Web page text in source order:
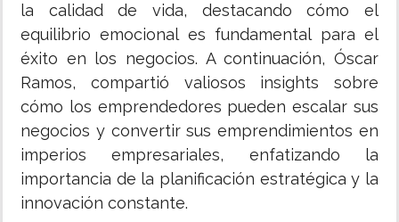
la calidad de vida, destacando cómo el
equilibrio emocional es fundamental para el
éxito en los negocios. A continuación, Óscar
Ramos, compartió valiosos insights sobre
cómo los emprendedores pueden escalar sus
negocios y convertir sus emprendimientos en
imperios empresariales, enfatizando la
importancia de la planificación estratégica y la
innovación constante.